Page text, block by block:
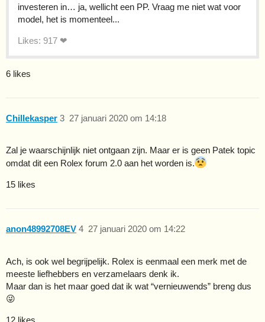
investeren in… ja, wellicht een PP. Vraag me niet wat voor
model, het is momenteel...
Likes: 917 ❤
6 likes
Chillekasper 27 januari 2020 om 14:18
3
Zal je waarschijnlijk niet ontgaan zijn. Maar er is geen Patek topic
omdat dit een Rolex forum 2.0 aan het worden is.
15 likes
anon48992708EV 27 januari 2020 om 14:22
4
Ach, is ook wel begrijpelijk. Rolex is eenmaal een merk met de
meeste liefhebbers en verzamelaars denk ik.
Maar dan is het maar goed dat ik wat “vernieuwends” breng dus
😜
12 likes